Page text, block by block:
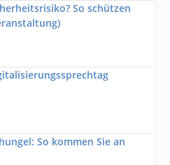
So schützen
So kommen Sie an